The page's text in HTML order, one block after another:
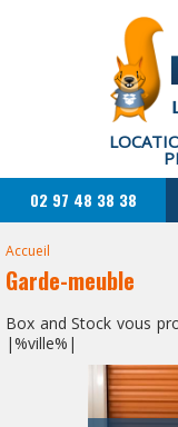
02 97 48 38 38
Accueil
Garde-meuble
Box and Stock vous
|%ville%|